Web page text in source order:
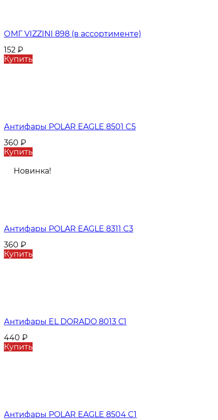
ОМГ VIZZINI 898 (в ассортименте)
152 ₽
Купить
Антифары POLAR EAGLE 8501 C5
360 ₽
Купить
Новинка!
Антифары POLAR EAGLE 8311 C3
360 ₽
Купить
Антифары EL DORADO 8013 С1
440 ₽
Купить
Антифары POLAR EAGLE 8504 C1